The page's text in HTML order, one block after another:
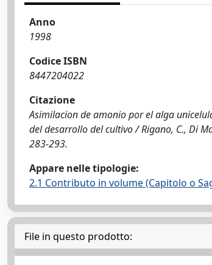
Anno
1998
Codice ISBN
8447204022
Citazione
Asimilacion de amonio por el alga
del desarrollo del cultivo / Rigano, C., Di
283-293.
Appare nelle tipologie:
2.1 Contributo in volume (Capitolo o
File in questo prodotto: